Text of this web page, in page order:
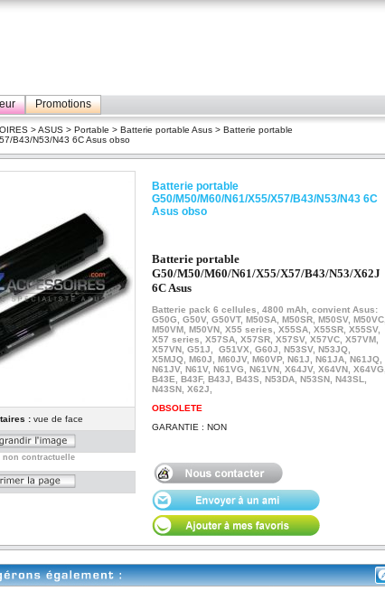
Promotions
>ASUS > Portable > Batterie portable Asus > Batterie portable
B43/N53/N43 6C Asus obso
:vue de face
non contractuelle
Batterie portable
G50/M50/M60/N61/X55/X57/B43/N53/N43 6C
Asus obso
Batterie portable
G50/M50/M60/N61/X55/X57/B43/N53/X62J
6C Asus
Batterie pack 6 cellules, 4800 mAh, convient Asus:
G50G, G50V, G50VT, M50SA, M50SR, M50SV, M50VC,
M50VM, M50VN, X55 series, X55SA, X55SR, X55SV,
X57 series, X57SA, X57SR, X57SV, X57VC, X57VM,
X57VN, G51J, G51VX, G60J, N53SV, N53JQ,
X5MJQ, M60J, M60JV, M60VP, N61J, N61JA, N61JQ,
N61JV, N61V, N61VG, N61VN, X64JV, X64VN, X64VG,
B43E, B43F, B43J, B43S, N53DA, N53SN, N43SL,
N43SN, X62J,
OBSOLETE
GARANTIE : NON